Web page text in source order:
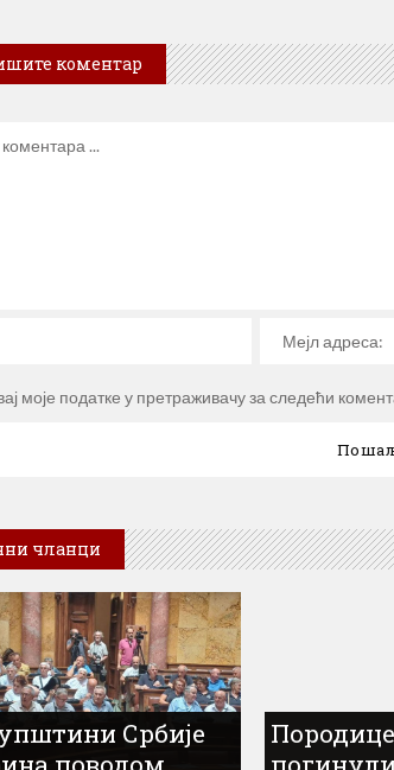
коментар
моје податке у претраживачу за следећи
чланци
Србије